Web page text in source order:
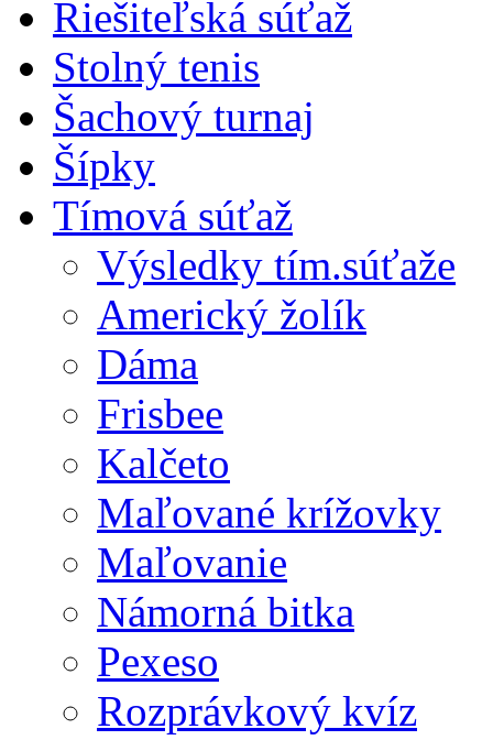
Riešiteľská súťaž
Stolný tenis
Šachový turnaj
Šípky
Tímová súťaž
Výsledky tím.súťaže
Americký žolík
Dáma
Frisbee
Kalčeto
Maľované krížovky
Maľovanie
Námorná bitka
Pexeso
Rozprávkový kvíz